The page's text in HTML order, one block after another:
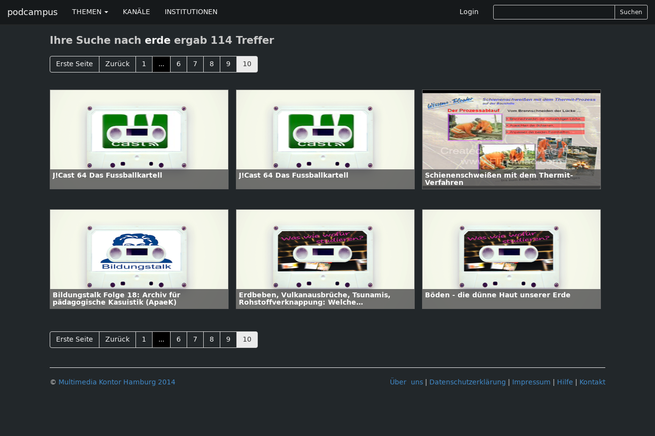
podcampus THEMEN KANÄLE INSTITUTIONEN Login Suchen
Ihre Suche nach erde ergab 114 Treffer
Erste Seite Zurück 1 ... 6 7 8 9 10
J!Cast 64 Das Fussballkartell J!Cast 64 Das Fussballkartell
Schienenschweißen mit dem Thermit-
Verfahren
Bildungstalk Folge 18: Archiv für
pädagogische Kasuistik (ApaeK)
Erdbeben, Vulkanausbrüche, Tsunamis,
Rohstoffverknappung: Welche
Lösungsansätze bietet die Geophysik?
Böden - die dünne Haut unserer Erde
Erste Seite Zurück 1 ... 6 7 8 9 10
Über uns Datenschutzerklärung Impressum Hilfe Kontakt
© Multimedia Kontor Hamburg 2014